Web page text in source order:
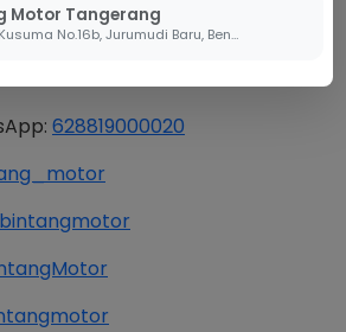
Motor Tangerang
Jl. Halim Perdana Kusuma No.16b, Jurumudi Baru, Benda, Kota Tangerang, Banten 15124
Simak selengkapnya disini!
628819000020